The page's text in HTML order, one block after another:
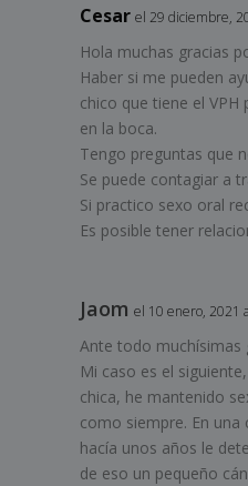
Cesar el 29 diciembre,
Hola muchas gracias
Haber si me pueden
chico que tiene el
en la boca.
Tengo preguntas que
Se puede contagiar a
Si practico sexo oral
Es posible tener
Jaom el 10 enero, 2021
Ante todo muchísimas
Mi caso es el
chica, he mantenido
como siempre. En
hacía unos años le
de eso un pequeño